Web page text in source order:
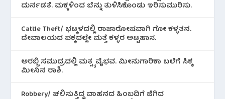
ದುರ್ನಡತೆ. ಮಕ್ಕಳಿಂದ ಬೆನ್ನು ತುಳಿಸಿಕೊಂಡು ಇರಿಸುಮುರಿಸು.
Cattle Theft/ ಭಟ್ಕಳದಲ್ಲಿ ರಾಜಾರೋಷವಾಗಿ ಗೋ ಕಳ್ಳತನ.
ದೇವಾಲಯದ ಪಕ್ಕದಲ್ಲೇ ಮತ್ತೆ ಕಳ್ಳರ ಅಟ್ಟಹಾಸ.
ಅರಬ್ಬಿ ಸಮುದ್ರದಲ್ಲಿ ಮತ್ಸ್ಯ ವೈಭವ. ಮೀನುಗಾರಿಕಾ ಬಲೆಗೆ ಸಿಕ್ಕ
ಮೀನಿನ‌ ರಾಶಿ.
Robbery/ ಚಲಿಸುತ್ತಿದ್ದ ವಾಹನದ ಹಿಂಬದಿಗೆ ಜಿಗಿದ